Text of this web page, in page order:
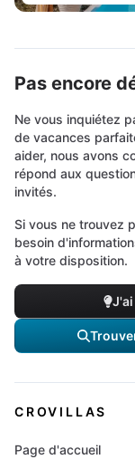
Pas encore
Ne vous inquiétez
de vacances
aider, nous avons
répond aux
invités.
Si vous ne trouvez
besoin
à votre disposition.
CROVILLAS
Page d'accueil